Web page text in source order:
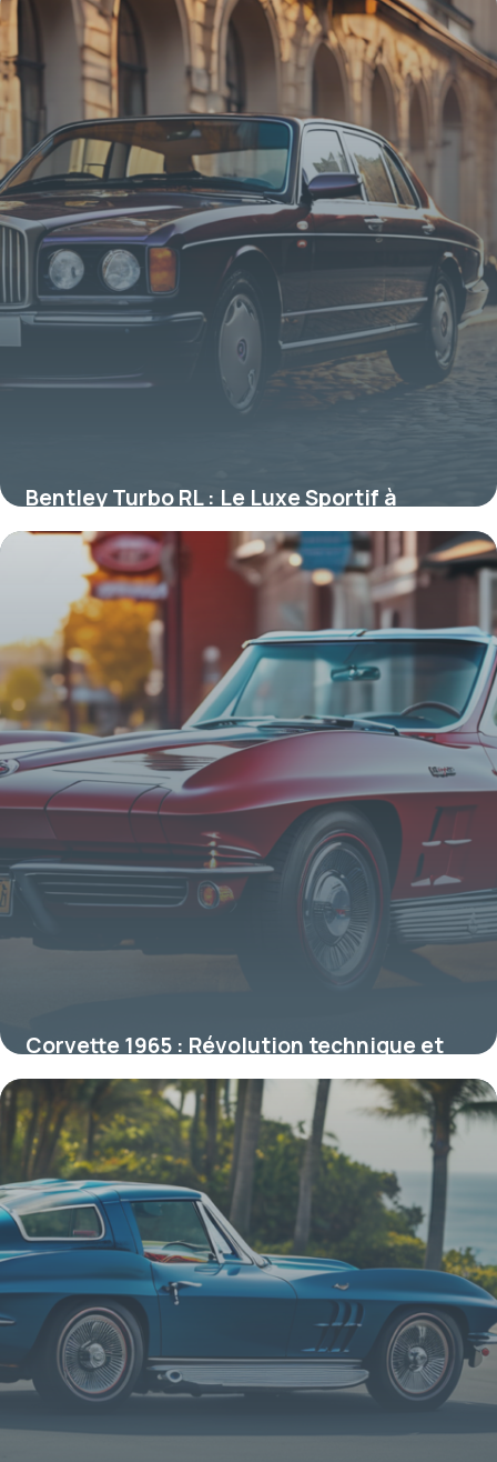
16 juin 2026
Bentley Turbo RL : Le Luxe Sportif à
l’Anglaise Dévoilé
16 juin 2026
Corvette 1965 : Révolution technique et
héritage d’une icône américaine
16 juin 2026